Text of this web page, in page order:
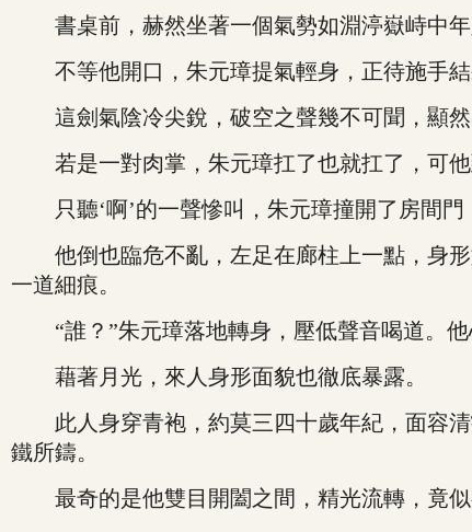
書桌前，赫然坐著一個氣勢如淵渟嶽峙中年
不等他開口，朱元璋提氣輕身，正待施手結
這劍氣陰冷尖銳，破空之聲幾不可聞，顯然
若是一對肉掌，朱元璋扛了也就扛了，可他
只聽‘啊’的一聲慘叫，朱元璋撞開了房間門
他倒也臨危不亂，左足在廊柱上一點，身形
一道細痕。
“誰？”朱元璋落地轉身，壓低聲音喝道。他
藉著月光，來人身形面貌也徹底暴露。
此人身穿青袍，約莫三四十歲年紀，面容清
鐵所鑄。
最奇的是他雙目開闔之間，精光流轉，竟似